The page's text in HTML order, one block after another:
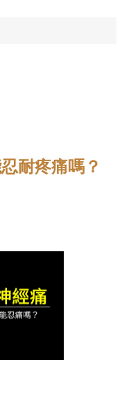
耐疼痛嗎？